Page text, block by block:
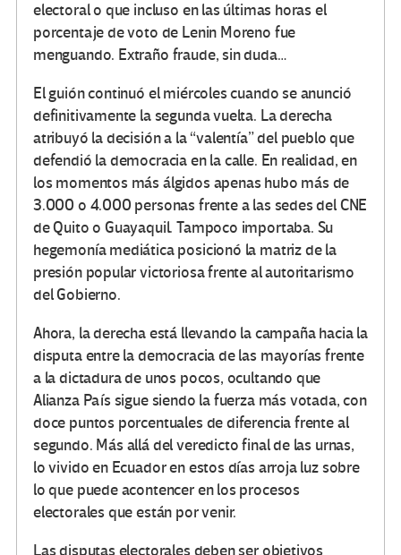
electoral o que incluso en las últimas horas el
porcentaje de voto de Lenin Moreno fue
menguando. Extraño fraude, sin duda…
El guión continuó el miércoles cuando se anunció
definitivamente la segunda vuelta. La derecha
atribuyó la decisión a la “valentía” del pueblo que
defendió la democracia en la calle. En realidad, en
los momentos más álgidos apenas hubo más de
3.000 o 4.000 personas frente a las sedes del CNE
de Quito o Guayaquil. Tampoco importaba. Su
hegemonía mediática posicionó la matriz de la
presión popular victoriosa frente al autoritarismo
del Gobierno.
Ahora, la derecha está llevando la campaña hacia la
disputa entre la democracia de las mayorías frente
a la dictadura de unos pocos, ocultando que
Alianza País sigue siendo la fuerza más votada, con
doce puntos porcentuales de diferencia frente al
segundo. Más allá del veredicto final de las urnas,
lo vivido en Ecuador en estos días arroja luz sobre
lo que puede acontencer en los procesos
electorales que están por venir.
Las disputas electorales deben ser objetivos